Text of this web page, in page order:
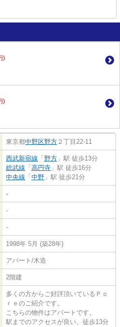
)
)
東京都中野区野方 ２丁目22-11
西武新宿線 「 野方 」駅 徒歩13分
総武線 「 高円寺 」駅 徒歩16分
中央線 「 中野 」駅 徒歩21分
-
-
-
1998年 5月 (築28年)
アパート/木造
2階建
多くの方からご好評頂いているＰｏ
ｒｅのご紹介です。
こちらの物件はアパートです。
駅までのアクセスが良い、徒歩13分